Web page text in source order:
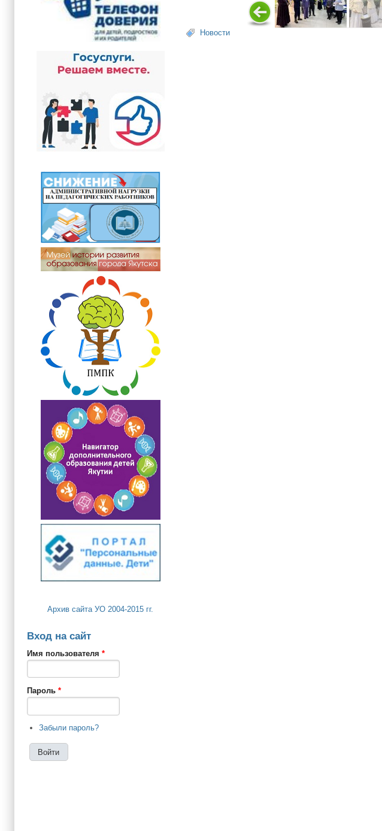
Архив сайта УО 2004-2015 гг.
Вход на сайт
Имя пользователя *
Пароль *
Забыли пароль?
Новости